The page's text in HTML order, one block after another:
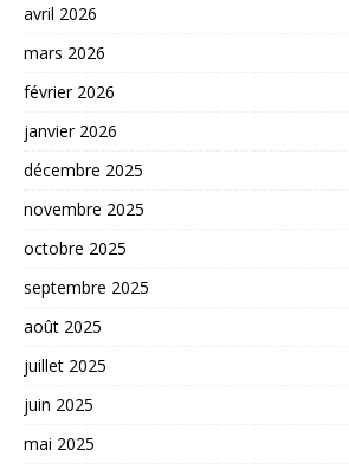
avril 2026
mars 2026
février 2026
janvier 2026
décembre 2025
novembre 2025
octobre 2025
septembre 2025
août 2025
juillet 2025
juin 2025
mai 2025